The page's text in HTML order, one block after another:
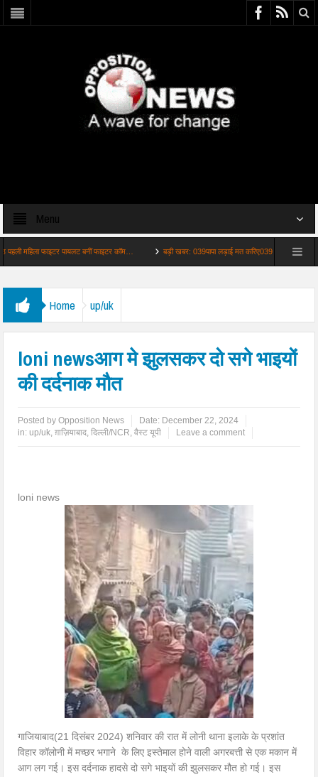
Menu
फाइटर पायलट बनीं फाइटर कॉम… बड़ी खबर: 039पापा लड़ाई मत करिए039 पिता ने 17 साल की
Home up/uk
loni newsआग मे झुलसकर दो सगे भाइयों
की दर्दनाक मौत
Posted byOpposition News Date: December 22, 2024
in: up/uk,ग़ाज़ियाबाद,दिल्ली/NCR,वैस्ट यूपी Leave a comment
loni news
गाजियाबाद(21 दिसंबर 2024) शनिवार की रात में लोनी थाना इलाके के प्रशांत
विहार कॉलोनी में मच्छर भगाने के लिए इस्तेमाल होने वाली अगरबत्ती से एक मकान में
आग लग गई। इस दर्दनाक हादसे दो सगे भाइयों की झुलसकर मौत हो गई। इस